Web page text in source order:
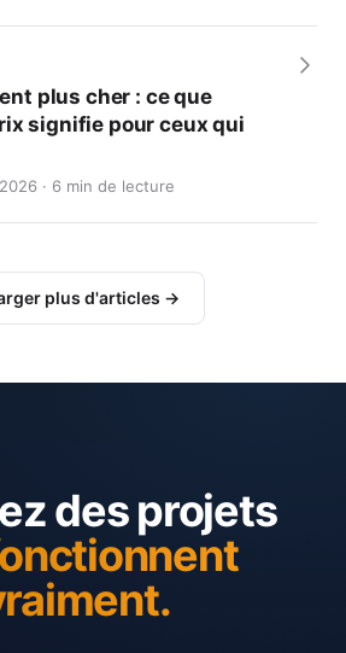
plus cher : ce que
signifie pour ceux qui
· 6 min de lecture
plus d'articles →
des projets